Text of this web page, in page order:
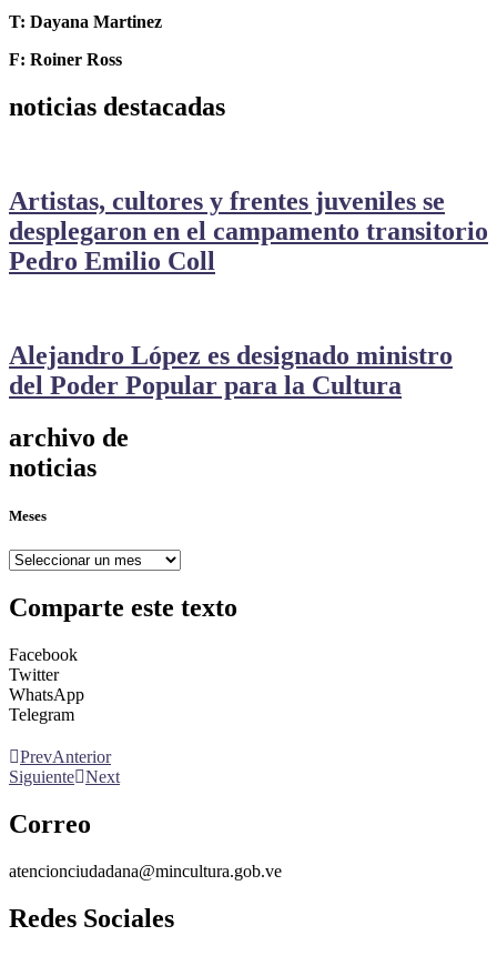
T: Dayana Martinez
F: Roiner Ross
noticias destacadas
Artistas, cultores y frentes juveniles se
desplegaron en el campamento transitorio
Pedro Emilio Coll
Alejandro López es designado ministro
del Poder Popular para la Cultura
archivo de
noticias
Meses
Meses
Comparte este texto
Facebook
Twitter
WhatsApp
Telegram
PrevAnterior
Siguiente Next
Correo
atencionciudadana@mincultura.gob.ve
Redes Sociales